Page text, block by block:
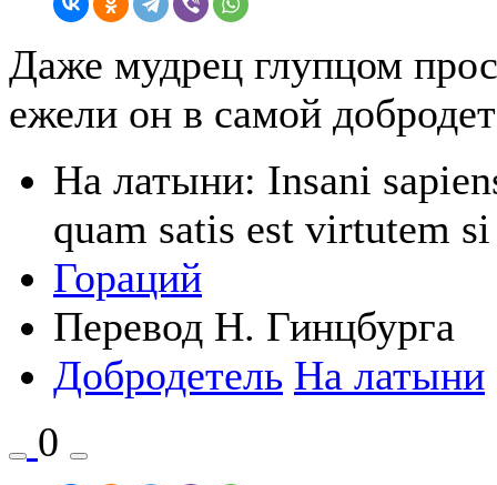
Даже мудрец глупцом
ежели он в самой
На латыни: Insani
quam satis est virtutem
Гораций
Перевод Н. Гинцбурга
Добродетель На латыни
0